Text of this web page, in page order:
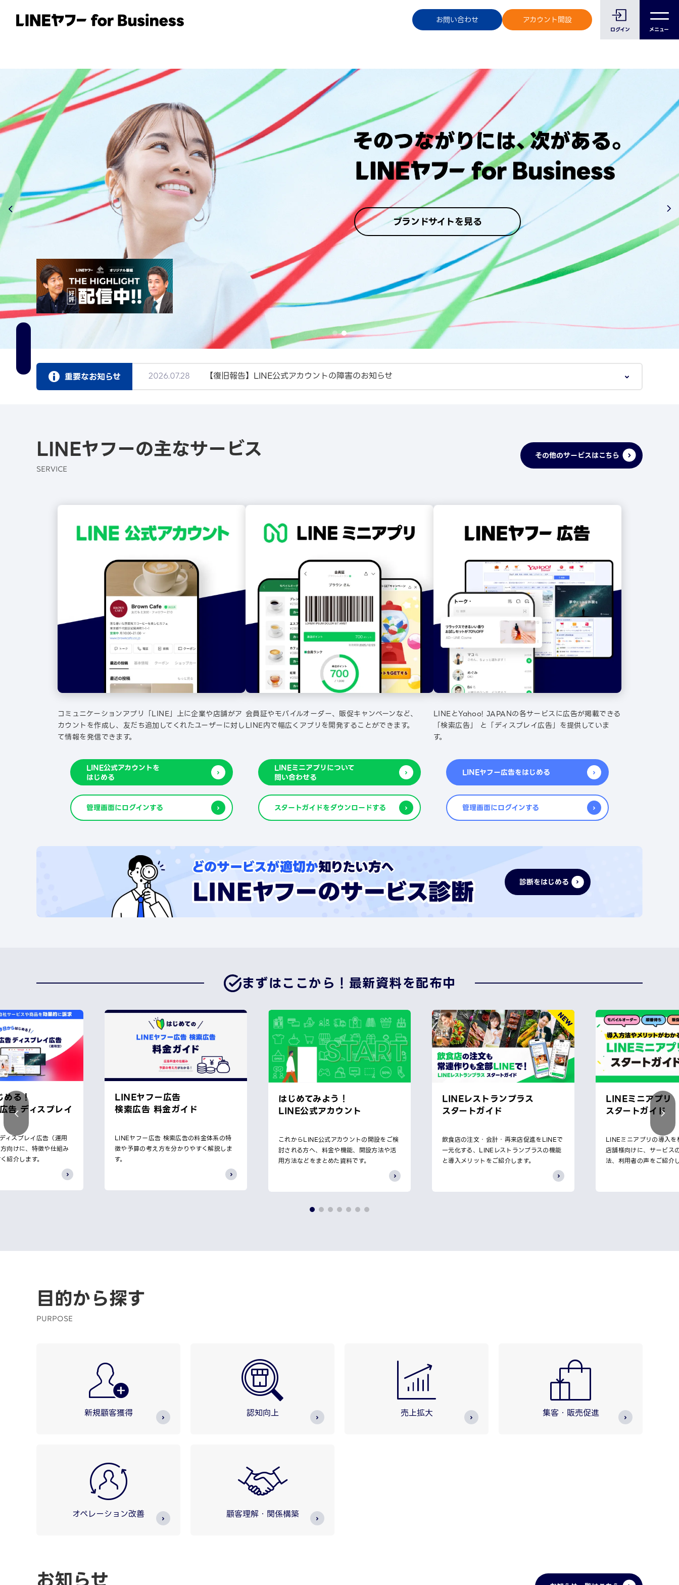
お問い合わせ アカウント開設
ログイン メニュー
サービス 事例 イベント・セミナー ご利用中のお客様へ
重要なお知らせ 2026.07.28 【復旧報告】LINE公式アカウントの障害のお知らせ
LINEヤフーの主なサービス
SERVICE
コミュニケーションアプリ「LINE」上に企業や店舗がア
カウントを作成し、友だち追加してくれたユーザーに対し
て情報を発信できます。
LINE公式アカウントを
はじめる
管理画面にログインする
会員証やモバイルオーダー、販促キャンペーンなど、
LINE内で幅広くアプリを開発することができます。
LINEミニアプリについて
問い合わせる
スタートガイドをダウンロードする
LINEとYahoo! JAPANの各サービスに広告が掲載できる
「検索広告」 と「ディスプレイ広告」を提供していま
す。
LINEヤフー広告をはじめる
管理画面にログインする
その他のサービスはこちら
診断をはじめる
まずはここから！ 最新資料を配布中
る！
告 ディスプレイ
ィスプレイ広告（運用
向けに、特徴や仕組み
紹介します。
LINEヤフー広告
検索広告 料金ガイド
LINEヤフー広告 検索広告の料金体系の特
徴や予算の考え方を分かりやすく解説しま
す。
はじめてみよう！
LINE公式アカウント
これからLINE公式アカウントの開設をご検
討される方へ、料金や機能、開設方法や活
用方法などをまとめた資料です。
LINEレストランプラス
スタートガイド
飲食店の注文・会計・再来店促進をLINEで
一元化する、LINEレストランプラスの機能
と導入メリットをご紹介します。
LINEミニアプリ
スタートガイド
LINEミニアプリの導入を
店舗様向けに、サービス
法、利用者の声をご紹介
目的から探す
PURPOSE
新規顧客獲得 認知向上 売上拡大 集客・販売促進
オペレーション改善 顧客理解・関係構築